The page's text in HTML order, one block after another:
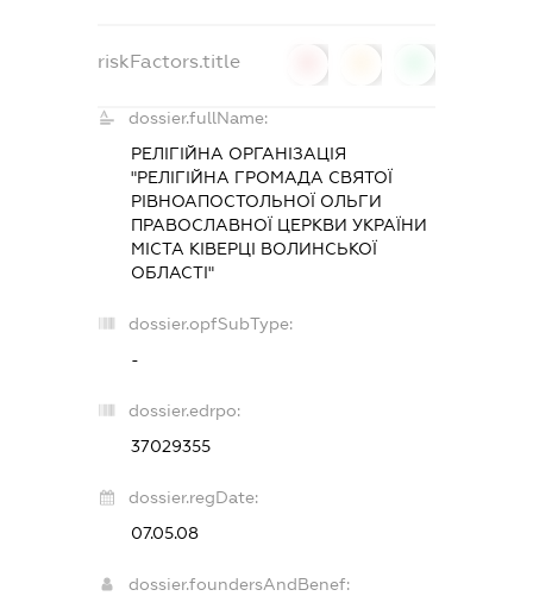
riskFactors.title
dossier.fullName:
РЕЛІГІЙНА ОРГАНІЗАЦІЯ
"РЕЛІГІЙНА ГРОМАДА СВЯТОЇ
РІВНОАПОСТОЛЬНОЇ ОЛЬГИ
ПРАВОСЛАВНОЇ ЦЕРКВИ УКРАЇНИ
МІСТА КІВЕРЦІ ВОЛИНСЬКОЇ
ОБЛАСТІ"
dossier.opfSubType:
-
dossier.edrpo:
37029355
dossier.regDate:
07.05.08
dossier.foundersAndBenef: